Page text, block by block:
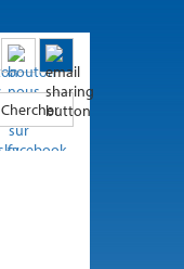
Chercher